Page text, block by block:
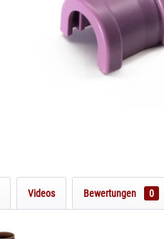
Videos Bewertungen 0